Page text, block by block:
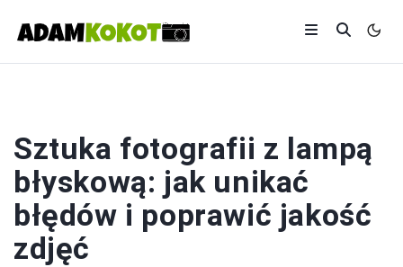
Sztuka fotografii z lampą
błyskową: jak unikać
błędów i poprawić jakość
zdjęć